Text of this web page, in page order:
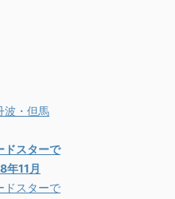
波・但馬
ドスターで
年11月
ドスターで